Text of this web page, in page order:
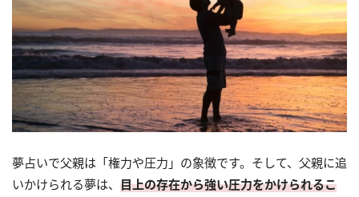
夢占いで父親は「権力や圧力」の象徴です。そして、父親に追
いかけられる夢は、 目上の存在から強い圧力をかけられるこ